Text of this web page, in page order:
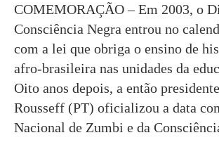
COMEMORAÇÃO – Em 2003, o
Consciência Negra entrou no
com a lei que obriga o ensino de
afro-brasileira nas unidades da
Oito anos depois, a então
Rousseff (PT) oficializou a data
Nacional de Zumbi e da